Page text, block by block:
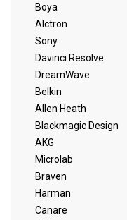
Boya
Alctron
Sony
Davinci Resolve
DreamWave
Belkin
Allen Heath
Blackmagic Design
AKG
Microlab
Braven
Harman
Canare